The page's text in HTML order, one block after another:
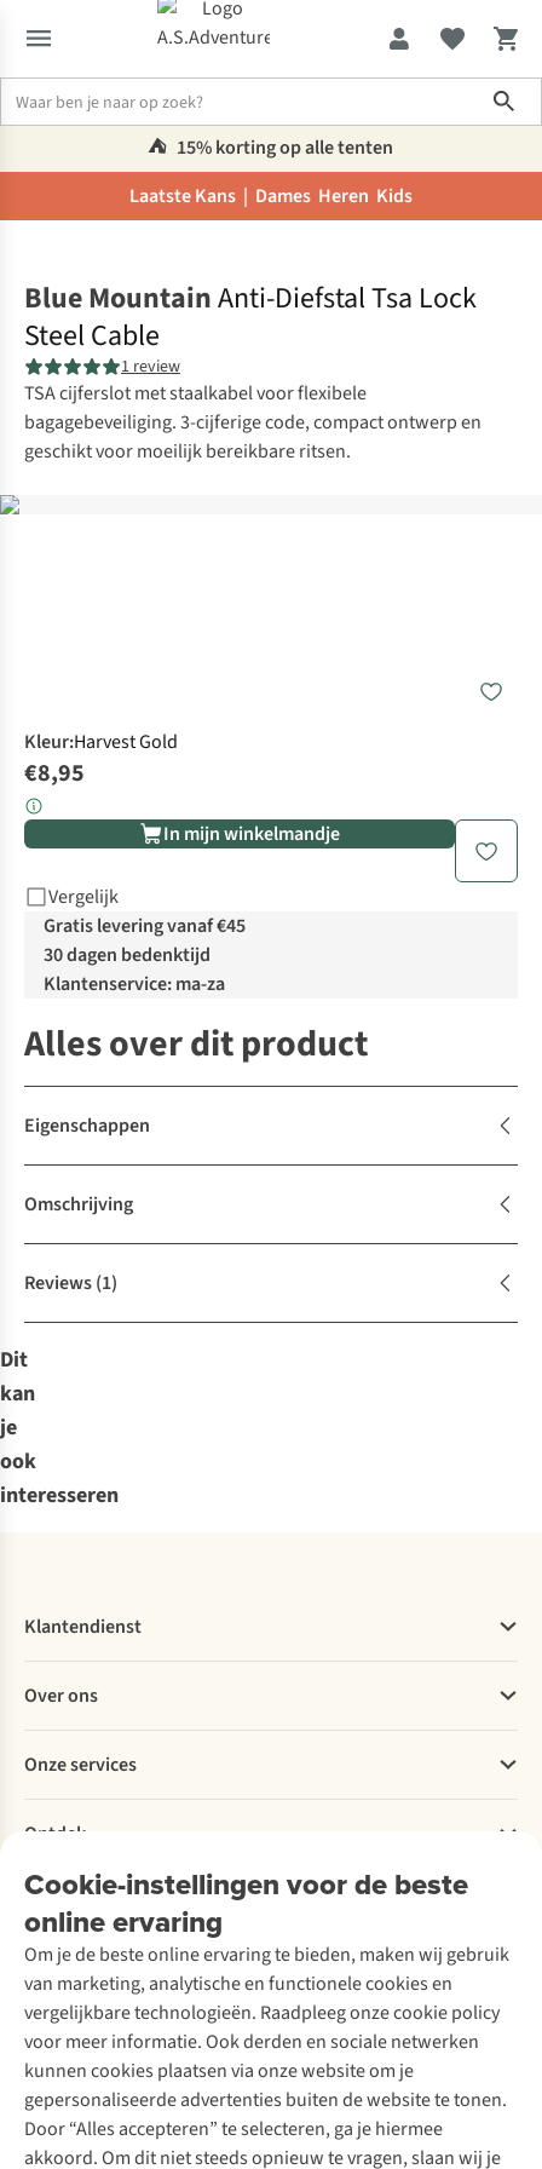
⛺️ 15% korting op alle tenten
Laatste Kans | Dames Heren Kids
Blue MountainAnti-Diefstal Tsa Lock
Steel Cable
1 review
TSA cijferslot met staalkabel voor flexibele
bagagebeveiliging. 3-cijferige code, compact ontwerp en
geschikt voor moeilijk bereikbare ritsen.
Kleur:Harvest Gold
€8,95
In mijn winkelmandje
Vergelijk
Gratis levering vanaf €45
30 dagen bedenktijd
Klantenservice: ma-za
Alles over dit product
Eigenschappen
Omschrijving
Reviews(1)
Dit
kan
je
ook
interesseren
Cookie-instellingen voor de beste
online ervaring
Om je de beste online ervaring te bieden, maken wij gebruik
van marketing, analytische en functionele cookies en
vergelijkbare technologieën. Raadpleeg onze cookie policy
voor meer informatie. Ook derden en sociale netwerken
kunnen cookies plaatsen via onze website om je
gepersonaliseerde advertenties buiten de website te tonen.
Door “Alles accepteren” te selecteren, ga je hiermee
akkoord. Om dit niet steeds opnieuw te vragen, slaan wij je
Klantendienst
Bestellen
Betalen
Levering
Retourneren
Bestelling herroepen
Garantie
Contact
Over ons
Explore More
Verantwoord ondernemen
Over Ayacucho
Onze winkels
Over A.S.Adventure
Toegankelijkheidsverklaring
Onze services
Ski-onderhoud
Wasservice
Schoenonderhoud
Schoenherstelling
Kledingherstelling
Retouches
Voor bedrijven
Ontdek
A.S.Magazine
Podcast
Explore Academy
Explore Camp
Gear Check
Inspiratie & advies
Meld je aan voor de nieuwsbrief
Follow us